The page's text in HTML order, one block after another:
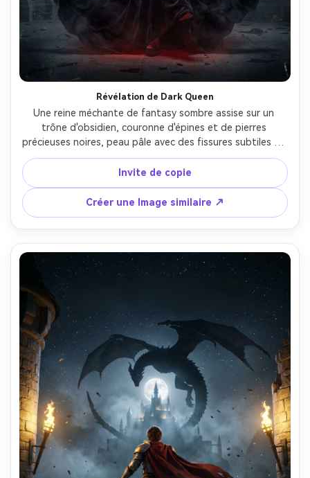
Révélation de Dark Queen
Une reine méchante de fantasy sombre assise sur un
trône d'obsidien, couronne d'épines et de pierres
précieuses noires, peau pâle avec des fissures subtiles de
magie carmesine, longue robe de velours se réunissant
comme de la fumée, ruines de cathédrale avec des éclats
de vitraux flottant, éclairage discret avec une lueur
rouge, mise en page d'affiche avec un espace de texte
supérieur, ombres dramatiques, détails ultra-réalistes,
prise sur Nikon Z9, 70 mm, contraste de qualité studio,
finition d'affiche de jeu cinématographique-AR 4:5
Invite de copie
Créer une Image similaire ↗